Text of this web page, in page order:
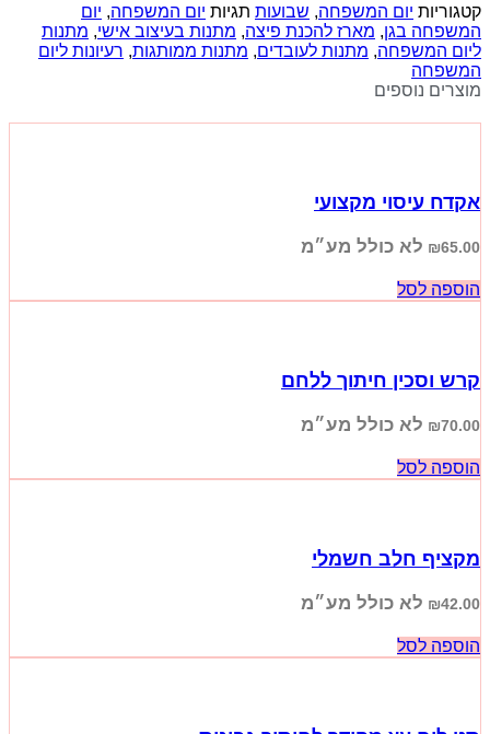
קטגוריות יום המשפחה, שבועות תגיות יום המשפחה, יום
המשפחה בגן, מארז להכנת פיצה, מתנות בעיצוב אישי, מתנות
ליום המשפחה, מתנות לעובדים, מתנות ממותגות, רעיונות ליום
המשפחה
מוצרים נוספים
אקדח עיסוי מקצועי
₪65.00 לא כולל מע״מ
הוספה לסל
קרש וסכין חיתוך ללחם
₪70.00 לא כולל מע״מ
הוספה לסל
מקציף חלב חשמלי
₪42.00 לא כולל מע״מ
הוספה לסל